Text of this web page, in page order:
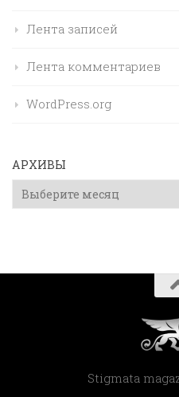
Лента записей
Лента комментариев
WordPress.org
АРХИВЫ
Архивы
Stigmata